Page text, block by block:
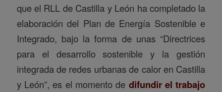
que el RLL de Castilla y León ha completado la
elaboración del Plan de Energía Sostenible e
Integrado, bajo la forma de unas “Directrices
para el desarrollo sostenible y la gestión
integrada de redes urbanas de calor en Castilla
y León”, es el momento de difundir el trabajo